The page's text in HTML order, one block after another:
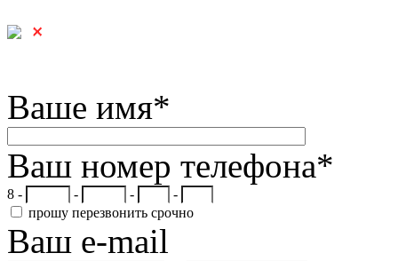
Ваше имя*
Ваш номер телефона*
8 - - -
-
прошу перезвонить срочно
Ваш e-mail